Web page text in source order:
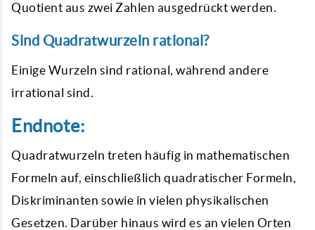
Quotient aus zwei Zahlen ausgedrückt werden.
Sind Quadratwurzeln rational?
Einige Wurzeln sind rational, während andere
irrational sind.
Endnote:
Quadratwurzeln treten häufig in mathematischen
Formeln auf, einschließlich quadratischer Formeln,
Diskriminanten sowie in vielen physikalischen
Gesetzen. Darüber hinaus wird es an vielen Orten